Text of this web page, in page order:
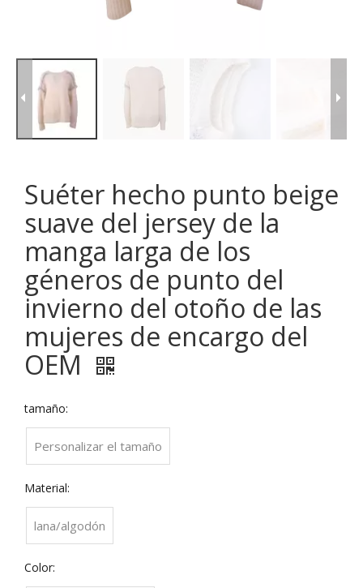
Suéter hecho punto beige
suave del jersey de la
manga larga de los
géneros de punto del
invierno del otoño de las
mujeres de encargo del
OEM
tamaño:
Personalizar el tamaño
Material:
lana/algodón
Color: